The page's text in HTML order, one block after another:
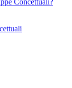
Concettuali?